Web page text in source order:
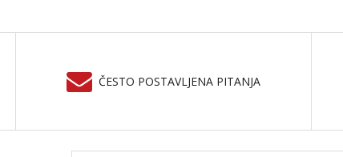
ČESTO POSTAVLJENA PITANJA